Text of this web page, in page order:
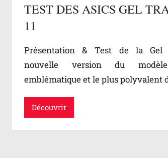
TEST DES ASICS GEL
11
Présentation & Test de la Gel
nouvelle version du
emblématique et le plus polyvalent
Découvrir